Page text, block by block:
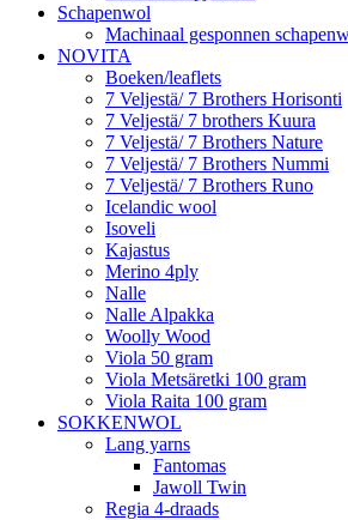
Schapenwol
Machinaal gesponnen
NOVITA
Boeken/leaflets
7 Veljestä/ 7 Brothers Horisonti
7 Veljestä/ 7 brothers Kuura
7 Veljestä/ 7 Brothers Nature
7 Veljestä/ 7 Brothers Nummi
7 Veljestä/ 7 Brothers Runo
Icelandic wool
Isoveli
Kajastus
Merino 4ply
Nalle
Nalle Alpakka
Woolly Wood
Viola 50 gram
Viola Metsäretki 100 gram
Viola Raita 100 gram
SOKKENWOL
Lang yarns
Fantomas
Jawoll Twin
Regia 4-draads